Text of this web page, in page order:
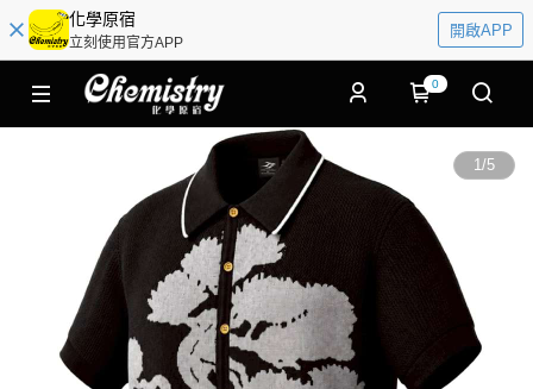
化學原宿
立刻使用官方APP
開啟APP
0
1/5